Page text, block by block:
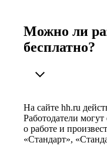
Можно ли
бесплатно?
На сайте hh.ru
Работодатели
о работе и
«Стандарт»,